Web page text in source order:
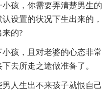
孩，你需要弄清楚男生的
设置的状况下生出来的，
的?
孩，且对老婆的心态非常
去所走之途做准备了。
人生出不来孩子就恨自己